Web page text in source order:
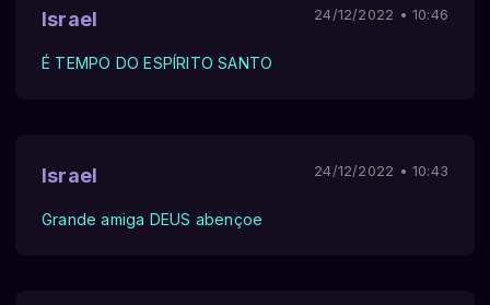
Israel 24/12/2022 • 10:46
É TEMPO DO ESPÍRITO SANTO
Israel 24/12/2022 • 10:43
Grande amiga DEUS abençoe